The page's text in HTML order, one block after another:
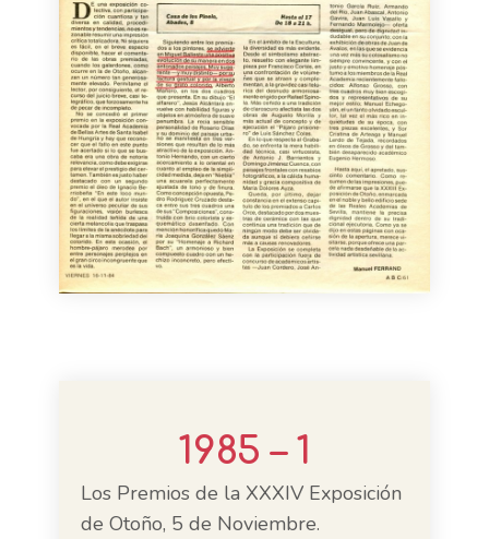
1985 – 1
Los Premios de la XXXIV Exposición
de Otoño, 5 de Noviembre.